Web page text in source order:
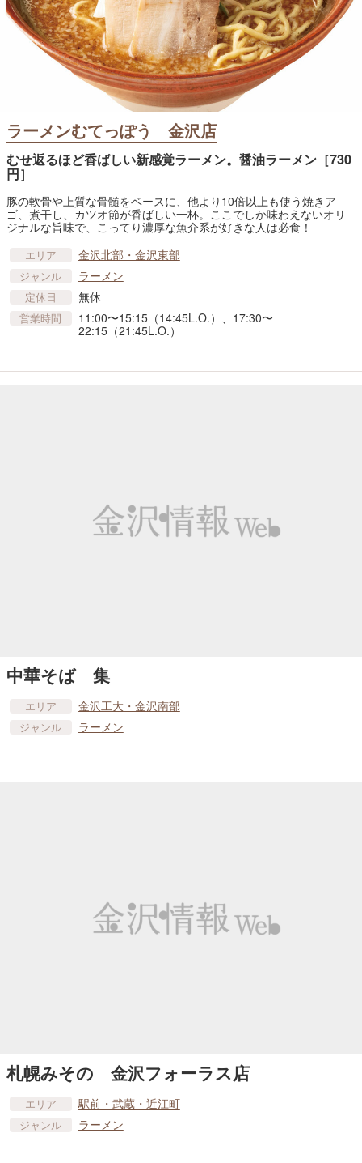
ラーメンむてっぽう 金沢店
むせ返るほど香ばしい新感覚ラーメン。醤油ラーメン［730
円］
豚の軟骨や上質な骨髄をベースに、他より10倍以上も使う焼きア
ゴ、煮干し、カツオ節が香ばしい一杯。ここでしか味わえないオリ
ジナルな旨味で、こってり濃厚な魚介系が好きな人は必食！
エリア 金沢北部・金沢東部
ジャンル ラーメン
定休日 無休
営業時間
11:00〜15:15（14:45L.O.）、17:30〜
22:15（21:45L.O.）
中華そば 集
エリア 金沢工大・金沢南部
ジャンル ラーメン
札幌みその 金沢フォーラス店
エリア 駅前・武蔵・近江町
ジャンル ラーメン